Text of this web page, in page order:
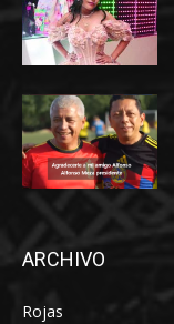
ARCHIVO
Rojas